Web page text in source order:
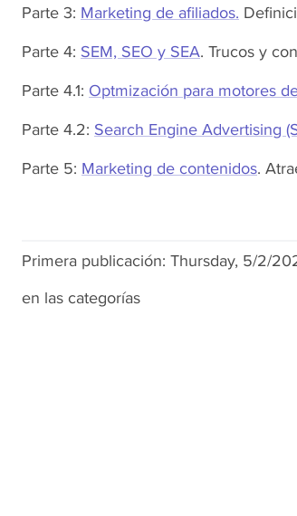
Parte 3: Marketing de afiliados.
Parte 4: SEM, SEO y SEA. Trucos y
Parte 4.1: Optmización para motores
Parte 4.2: Search Engine Advertising
Parte 5: Marketing de contenidos.
Primera publicación: Thursday, 5/2/
en las categorías